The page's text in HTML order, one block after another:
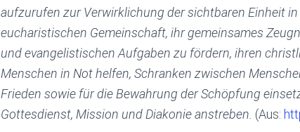
aufzurufen zur Verwirklichung der sichtbaren Einheit
eucharistischen Gemeinschaft, ihr gemeinsames
und evangelistischen Aufgaben zu fördern, ihren
Menschen in Not helfen, Schranken zwischen
Frieden sowie für die Bewahrung der Schöpfung
Gottesdienst, Mission und Diakonie anstreben. (Aus: